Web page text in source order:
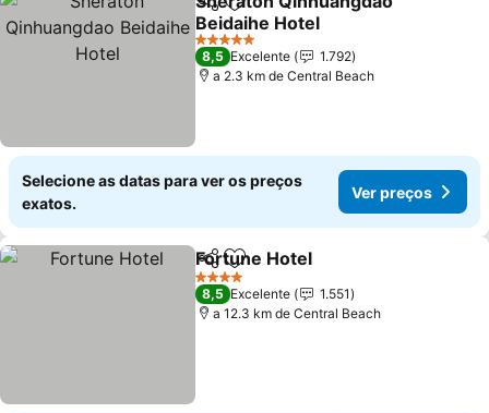
PartilharAdicionar aos favoritos
Beidaihe Hotel
Ver preços
5 Estrelas
8,5 Excelente
1.792
a 2.3 km de Central Beach
Selecione as datas para ver os preços
exatos.
Ver preços
PartilharAdicionar aos favoritos
Fortune Hotel
4 Estrelas
8,5 Excelente
1.551
a 12.3 km de Central Beach